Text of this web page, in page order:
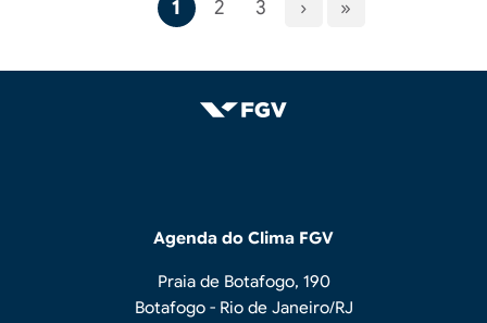
Página atual
1 Page
2 Page
3 Próxima página
› Última página
»
Agenda do Clima FGV
Praia de Botafogo, 190
Botafogo - Rio de Janeiro/RJ